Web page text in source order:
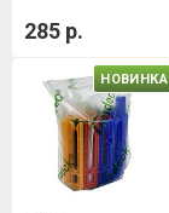
285 р.
НОВИНКА